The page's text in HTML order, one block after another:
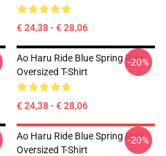
€ 24,38 - € 28,06
Ao Haru Ride Blue Spring Rise
Oversized T-Shirt
€ 24,38 - € 28,06
-20%
Ao Haru Ride Blue Spring Ride
Oversized T-Shirt
-20%